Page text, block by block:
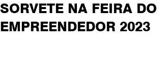
SORVETE NA FEIRA DO
EMPREENDEDOR 2023